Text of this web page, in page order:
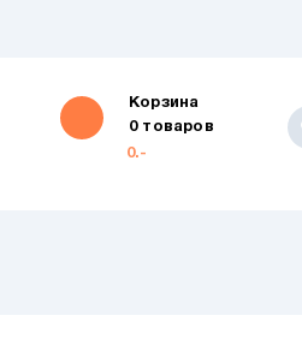
Корзина
0 товаров
0.-